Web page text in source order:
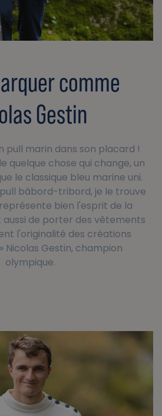
comme
Gestin
pull marin dans son placard !
quelque chose qui change, un
le classique bleu marine uni.
bâbord-tribord, je le trouve
bien l'esprit de la
aussi de porter des vêtements
l'originalité des créations
Nicolas Gestin, champion
olympique.